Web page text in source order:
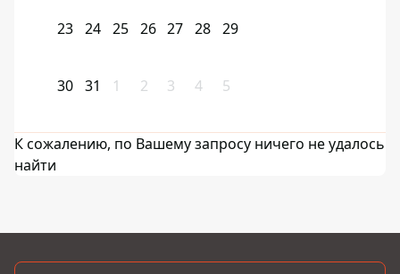
23 24 25 26 27 28 29
30 31 1 2 3 4 5
К сожалению, по Вашему запросу ничего не удалось
найти